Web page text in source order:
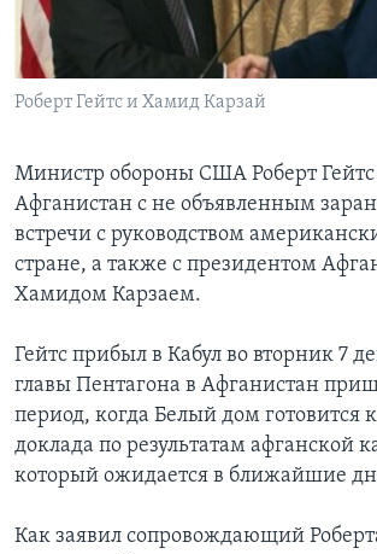
Learning English
СОЦИАЛЬНЫЕ СЕТИ
Роберт Гейтс и Хамид Карзай
Министр обороны США Роберт
Афганистан с не объявленным
встречи с руководством
стране, а также с президентом
Хамидом Карзаем.
Гейтс прибыл в Кабул во вторник 7
главы Пентагона в Афганистан
период, когда Белый дом готовится
доклада по результатам афганской
который ожидается в ближайшие
Как заявил сопровождающий